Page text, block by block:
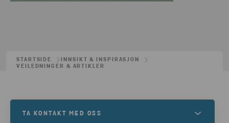
STARTSIDE
INNSIKT & INSPIRASJON
VEILEDNINGER & ARTIKLER
TA KONTAKT MED OSS